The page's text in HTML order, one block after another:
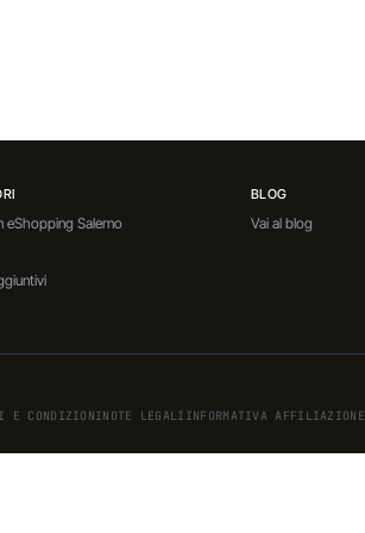
eShopping Salerno
BLOG
Vai al blog
E CONDIZIONINOTE LEGALI INFORMATIVA AFFILIAZIONE